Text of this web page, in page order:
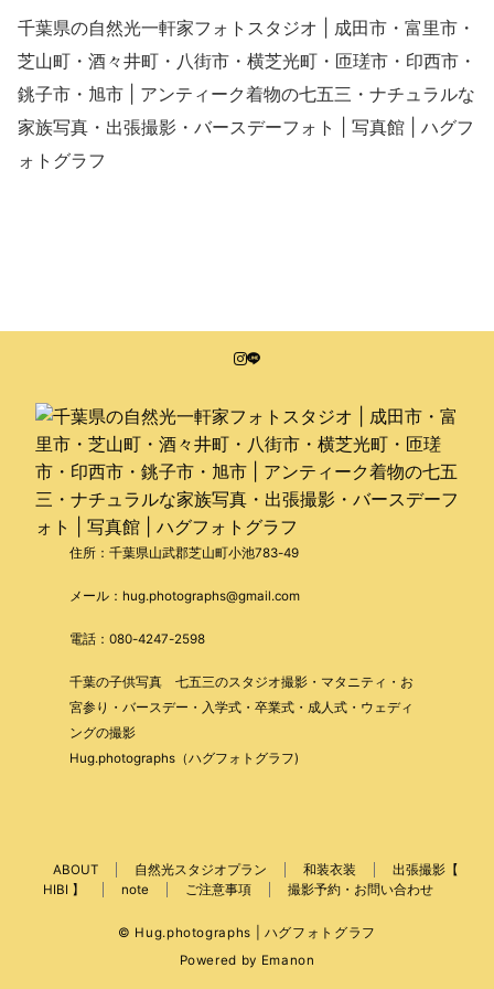
千葉県の自然光一軒家フォトスタジオ | 成田市・富里市・
芝山町・酒々井町・八街市・横芝光町・匝瑳市・印西市・
銚子市・旭市 | アンティーク着物の七五三・ナチュラルな
家族写真・出張撮影・バースデーフォト | 写真館 | ハグフ
ォトグラフ
住所：千葉県山武郡芝山町小池783-49
メール：hug.photographs@gmail.com
電話：080-4247-2598
千葉の子供写真 七五三のスタジオ撮影・マタニティ・お
宮参り・バースデー・入学式・卒業式・成人式・ウェディ
ングの撮影
Hug.photographs（ハグフォトグラフ)
ABOUT 自然光スタジオプラン 和装衣装
出張撮影【
HIBI 】
note ご注意事項 撮影予約・お問い合わせ
© Hug.photographs | ハグフォトグラフ
Powered by Emanon